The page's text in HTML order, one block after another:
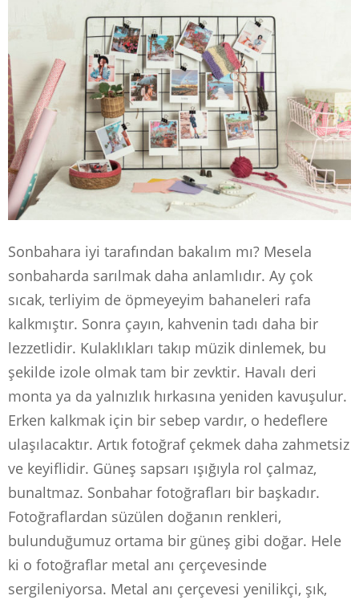
Sonbahara iyi tarafından bakalım mı? Mesela
sonbaharda sarılmak daha anlamlıdır. Ay çok
sıcak, terliyim de öpmeyeyim bahaneleri rafa
kalkmıştır. Sonra çayın, kahvenin tadı daha bir
lezzetlidir. Kulaklıkları takıp müzik dinlemek, bu
şekilde izole olmak tam bir zevktir. Havalı deri
monta ya da yalnızlık hırkasına yeniden kavuşulur.
Erken kalkmak için bir sebep vardır, o hedeflere
ulaşılacaktır. Artık fotoğraf çekmek daha zahmetsiz
ve keyiflidir. Güneş sapsarı ışığıyla rol çalmaz,
bunaltmaz. Sonbahar fotoğrafları bir başkadır.
Fotoğraflardan süzülen doğanın renkleri,
bulunduğumuz ortama bir güneş gibi doğar. Hele
ki o fotoğraflar metal anı çerçevesinde
sergileniyorsa. Metal anı çerçevesi yenilikçi, şık,